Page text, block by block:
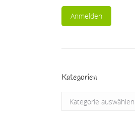
Kategorien
Kategorien